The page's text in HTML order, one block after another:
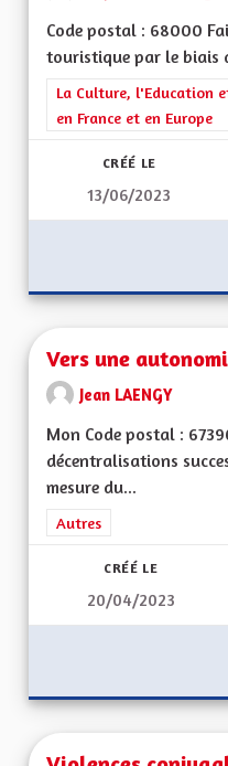
Code postal : 68000
touristique par le biais
Filtrer les résultats de
La Culture, l'Education
en France et en Europe
CRÉÉ LE
13/06/2023
Vers une
Jean LAENGY
Mon Code postal :
décentralisations
mesure du...
Filtrer les résultats de la
Autres
CRÉÉ LE
20/04/2023